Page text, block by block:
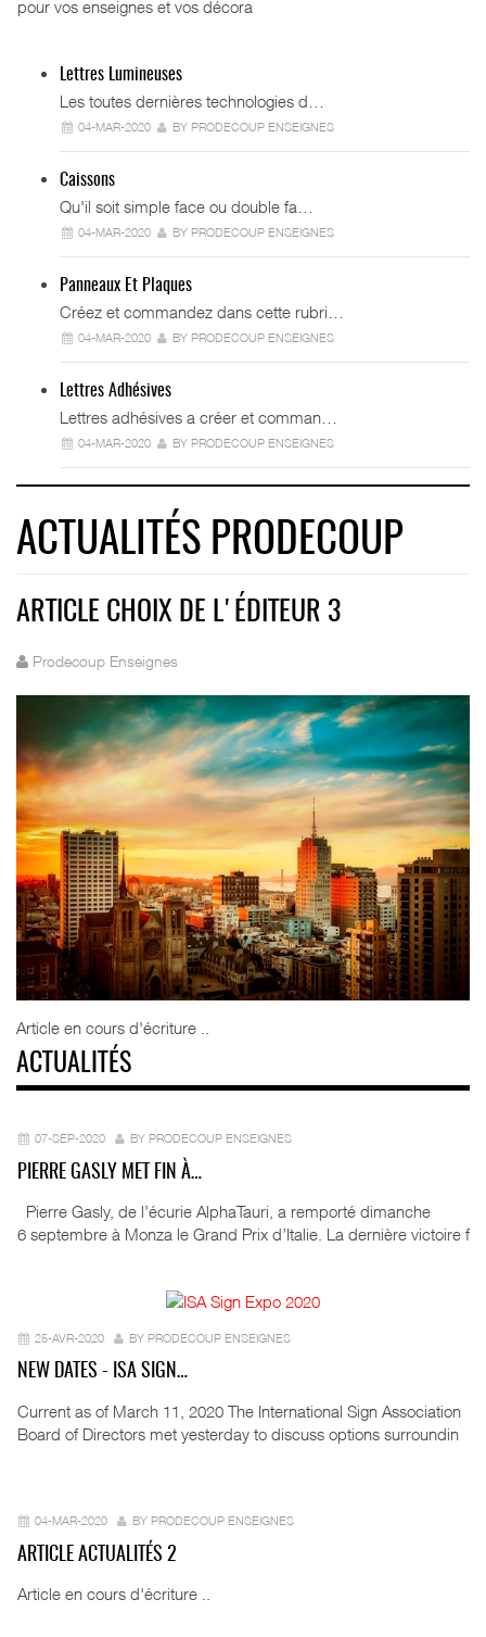
pour vos enseignes et vos décora
Lettres Lumineuses
Les toutes dernières technologies d…
04-MAR-2020 BY PRODECOUP ENSEIGNES
Caissons
Qu'il soit simple face ou double fa…
04-MAR-2020 BY PRODECOUP ENSEIGNES
Panneaux Et Plaques
Créez et commandez dans cette rubri…
04-MAR-2020 BY PRODECOUP ENSEIGNES
Lettres Adhésives
Lettres adhésives a créer et comman…
04-MAR-2020 BY PRODECOUP ENSEIGNES
ACTUALITÉS PRODECOUP
ARTICLE CHOIX DE L'ÉDITEUR 3
Prodecoup Enseignes
Article en cours d'écriture ..
ACTUALITÉS
07-SEP-2020 BY PRODECOUP ENSEIGNES
PIERRE GASLY MET FIN À…
Pierre Gasly, de l’écurie AlphaTauri, a remporté dimanche
6 septembre à Monza le Grand Prix d’Italie. La dernière victoire f
25-AVR-2020 BY PRODECOUP ENSEIGNES
NEW DATES - ISA SIGN…
Current as of March 11, 2020 The International Sign Association
Board of Directors met yesterday to discuss options surroundin
04-MAR-2020 BY PRODECOUP ENSEIGNES
ARTICLE ACTUALITÉS 2
Article en cours d'écriture ..